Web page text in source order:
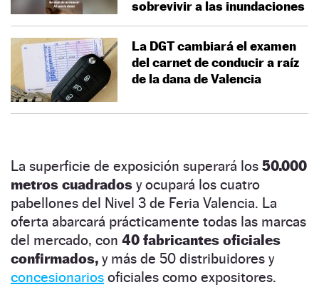
sobrevivir a las inundaciones
La DGT cambiará el examen
del carnet de conducir a raíz
de la dana de Valencia
La superficie de exposición superará los 50.000
metros cuadrados y ocupará los cuatro
pabellones del Nivel 3 de Feria Valencia. La
oferta abarcará prácticamente todas las marcas
del mercado, con 40 fabricantes oficiales
confirmados, y más de 50 distribuidores y
concesionarios oficiales como expositores.